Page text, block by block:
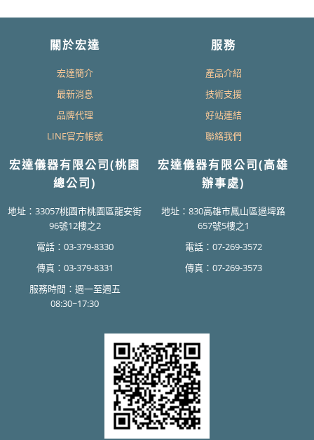
關於宏達
宏達簡介
最新消息
品牌代理
LINE官方帳號
服務
產品介紹
技術支援
好站連結
聯絡我們
宏達儀器有限公司(桃園
總公司)
地址：33057桃園市桃園區龍安街
96號12樓之2
電話：03-379-8330
傳真：03-379-8331
服務時間：週一至週五
08:30~17:30
宏達儀器有限公司(高雄
辦事處)
地址：830高雄市鳳山區過埤路
657號5樓之1
電話：07-269-3572
傳真：07-269-3573